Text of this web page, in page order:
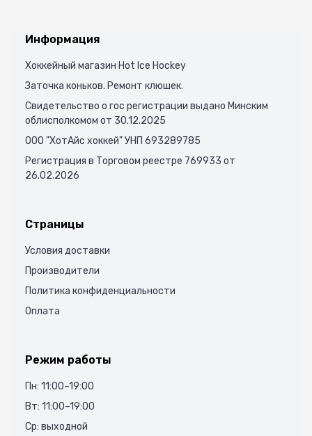
Информация
Хоккейный магазин Hot Ice Hockey
Заточка коньков. Ремонт клюшек.
Свидетельство о гос регистрации выдано Минским
облисполкомом от 30.12.2025
ООО "ХотАйс хоккей" УНП 693289785
Регистрация в Торговом реестре 769933 от
26.02.2026
Страницы
Условия доставки
Производители
Политика конфиденциальности
Оплата
Режим работы
Пн: 11:00–19:00
Вт: 11:00–19:00
Ср: выходной